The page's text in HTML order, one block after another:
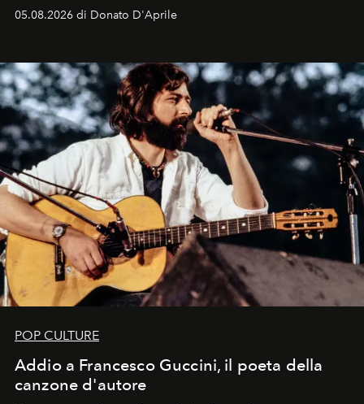
Kate, Claudia e Carla una dietro l'altra. Trent'anni dopo,
uno dei documenti più contemporanei che abbiamo.
05.08.2026 di Donato D'Aprile
POP CULTURE
Addio a Francesco Guccini, il poeta della
canzone d'autore